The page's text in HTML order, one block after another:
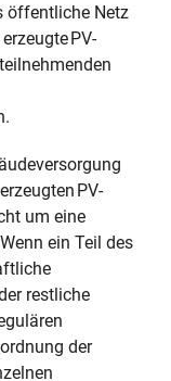
öffentliche Netz
PV-
PV-
um eine
ein Teil des
restliche
der